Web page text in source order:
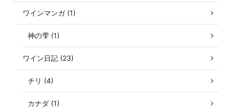
ワインマンガ (1)
神の雫 (1)
ワイン日記 (23)
チリ (4)
カナダ (1)